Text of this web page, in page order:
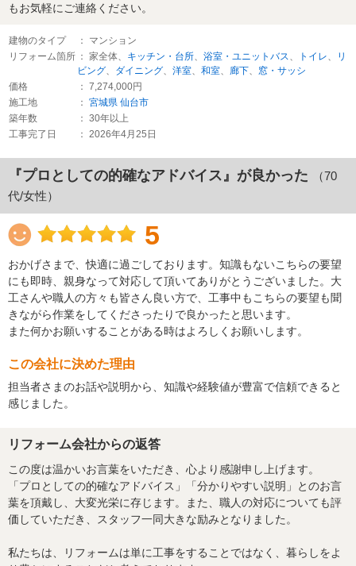
もお気軽にご連絡ください。
建物のタイプ
： マンション
リフォーム箇所 ： 家全体、 キッチン・台所、 浴室・ユニットバス、 トイレ、
リ
ビング、 ダイニング、 洋室、 和室、 廊下、 窓・サッシ
価格
： 7,274,000円
施工地
： 宮城県 仙台市
築年数
： 30年以上
工事完了日
： 2026年4月25日
『プロとしての的確なアドバイス』が良かった
（70
代/女性）
5
おかげさまで、快適に過ごしております。知識もないこちらの要望
にも即時、親身なって対応して頂いてありがとうございました。大
工さんや職人の方々も皆さん良い方で、工事中もこちらの要望も聞
きながら作業をしてくださったりで良かったと思います。
また何かお願いすることがある時はよろしくお願いします。
この会社に決めた理由
担当者さまのお話や説明から、知識や経験値が豊富で信頼できると
感じました。
リフォーム会社からの返答
この度は温かいお言葉をいただき、心より感謝申し上げます。
「プロとしての的確なアドバイス」「分かりやすい説明」とのお言
葉を頂戴し、大変光栄に存じます。また、職人の対応についても評
価していただき、スタッフ一同大きな励みとなりました。
私たちは、リフォームは単に工事をすることではなく、暮らしをよ